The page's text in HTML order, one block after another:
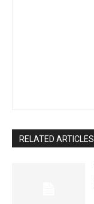
RELATED ARTICLES